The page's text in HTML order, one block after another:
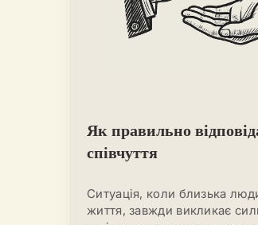
Як правильно
співчуття
Ситуація, коли близька
життя, завжди викликає